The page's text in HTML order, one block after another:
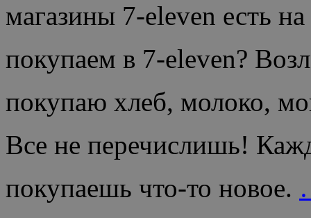
магазины 7-eleven есть
покупаем в 7-eleven?
покупаю хлеб, молоко,
Все не перечислишь!
покупаешь что-то новое.